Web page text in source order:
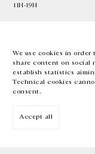
We use cookies in
share content on social
establish statistics
Technical cookies
consent.
Accept all
11H-19H
EN FR 中文
Inscrivez-vous à notre